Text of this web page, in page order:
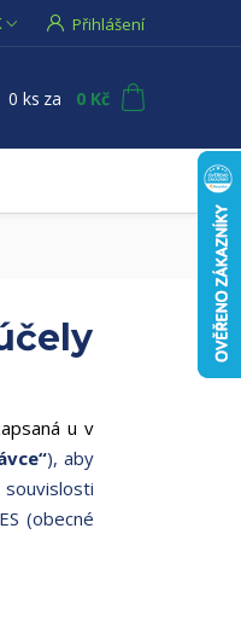
Přihlášení
0 ks za 0 Kč
u v
), aby
(obecné